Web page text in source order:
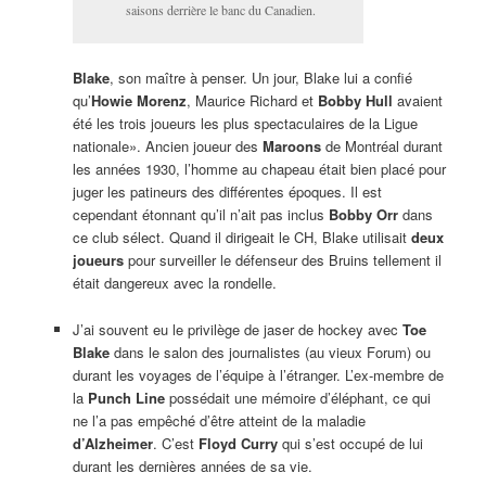
saisons derrière le banc du Canadien.
Blake, son maître à penser. Un jour, Blake lui a confié
qu’Howie Morenz, Maurice Richard et Bobby Hull avaient
été les trois joueurs les plus spectaculaires de la Ligue
nationale». Ancien joueur des Maroonsde Montréal durant
les années 1930, l’homme au chapeau était bien placé pour
juger les patineurs des différentes époques. Il est
cependant étonnant qu’il n’ait pas inclus Bobby Orr dans
ce club sélect. Quand il dirigeait le CH, Blake utilisait deux
joueurspour surveiller le défenseur des Bruins tellement il
était dangereux avec la rondelle.
J’ai souvent eu le privilège de jaser de hockey avec Toe
Blake dans le salon des journalistes (au vieux Forum) ou
durant les voyages de l’équipe à l’étranger. L’ex-membre de
la Punch Linepossédait une mémoire d’éléphant, ce qui
ne l’a pas empêché d’être atteint de la maladie
d’Alzheimer. C’est Floyd Curryqui s’est occupé de lui
durant les dernières années de sa vie.